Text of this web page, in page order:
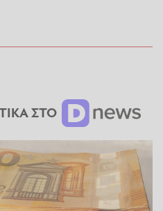
ΣΤΟ